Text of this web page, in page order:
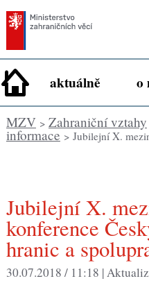
aktuálně o
MZV> Zahraniční vztahy
informace > Jubilejní X.
Jubilejní X. mezinárodní
konference
hranic a
30.07.2018 / 11:18 |